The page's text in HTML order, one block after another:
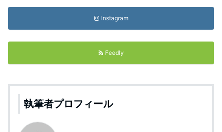
Instagram
Feedly
執筆者プロフィール